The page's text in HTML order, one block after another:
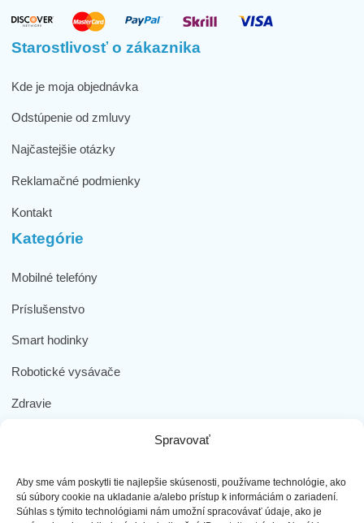
Spravovať
Aby sme vám poskytli tie najlepšie skúsenosti, používame technológie, ako
sú súbory cookie na ukladanie a/alebo prístup k informáciám o zariadení.
Súhlas s týmito technológiami nám umožní spracovávať údaje, ako je
Starostlivosť o zákaznika
Kde je moja objednávka
Odstúpenie od zmluvy
Najčastejšie otázky
Reklamačné podmienky
Kontakt
Kategórie
Mobilné telefóny
Príslušenstvo
Smart hodinky
Robotické vysávače
Zdravie
Dôležité odkazy